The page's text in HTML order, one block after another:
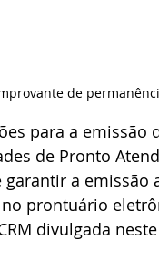
de
para a emissão
de Pronto
a emissão
prontuário
divulgada